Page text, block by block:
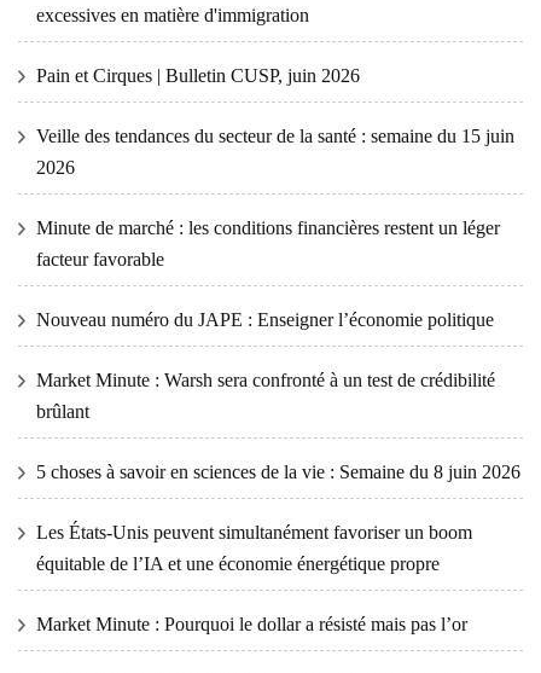
excessives en matière d'immigration
Pain et Cirques | Bulletin CUSP, juin 2026
Veille des tendances du secteur de la santé : semaine du 15 juin
2026
Minute de marché : les conditions financières restent un léger
facteur favorable
Nouveau numéro du JAPE : Enseigner l’économie politique
Market Minute : Warsh sera confronté à un test de crédibilité
brûlant
5 choses à savoir en sciences de la vie : Semaine du 8 juin 2026
Les États-Unis peuvent simultanément favoriser un boom
équitable de l’IA et une économie énergétique propre
Market Minute : Pourquoi le dollar a résisté mais pas l’or